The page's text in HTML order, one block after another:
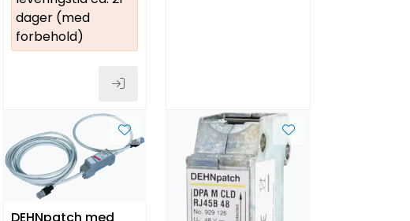
dager (med
forbehold)
DEHNpatch med